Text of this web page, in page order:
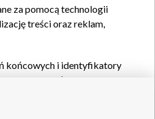
za pomocą technologii
treści oraz reklam,
końcowych i identyfikatory
oraz pozostałych
spersonalizowanych
pomiaru wydajności